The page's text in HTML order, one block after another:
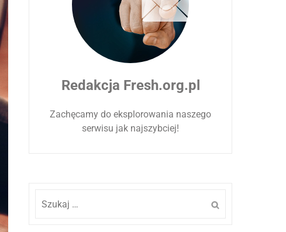
Redakcja Fresh.org.pl
Zachęcamy do eksplorowania naszego
serwisu jak najszybciej!